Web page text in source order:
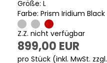
Größe: L
Farbe: Prism Iridium Black
Z.Z. nicht verfügbar
899,00 EUR
pro Stück (inkl. MwSt. zzgl.